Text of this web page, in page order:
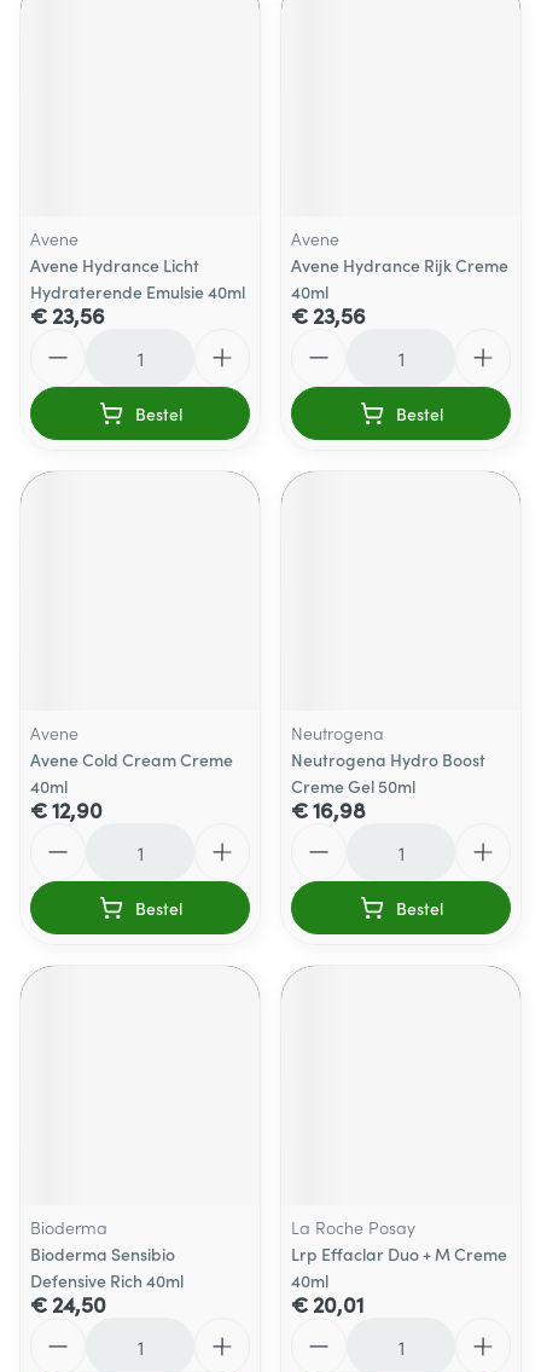
Avene
Avene Hydrance Licht
Hydraterende Emulsie 40ml
€ 23,56
Bestel
Avene
Avene Hydrance Rijk Creme
40ml
€ 23,56
Bestel
Avene
Avene Cold Cream Creme
40ml
€ 12,90
Bestel
Neutrogena
Neutrogena Hydro Boost
Creme Gel 50ml
€ 16,98
Bestel
Bioderma
Bioderma Sensibio
Defensive Rich 40ml
€ 24,50
La Roche Posay
Lrp Effaclar Duo + M Creme
40ml
€ 20,01